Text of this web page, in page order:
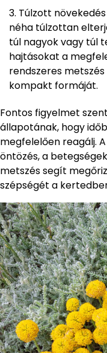
Túlzott
néha túlzottan
túl nagyok vagy túl
hajtásokat a
rendszeres
kompakt formáját.
Fontos figyelmet
állapotának, hogy
megfelelően reagálj.
öntözés, a
metszés segít
szépségét a